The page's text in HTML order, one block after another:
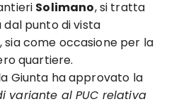
Solimano, si tratta
dal punto di vista
come occasione per la
quartiere.
Giunta ha approvato la
variante al PUC relativa